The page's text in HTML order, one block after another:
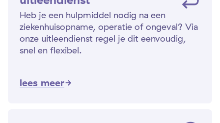
Heb je een hulpmiddel nodig na een
ziekenhuisopname, operatie of ongeval? Via
onze uitleendienst regel je dit eenvoudig,
snel en flexibel.
lees meer